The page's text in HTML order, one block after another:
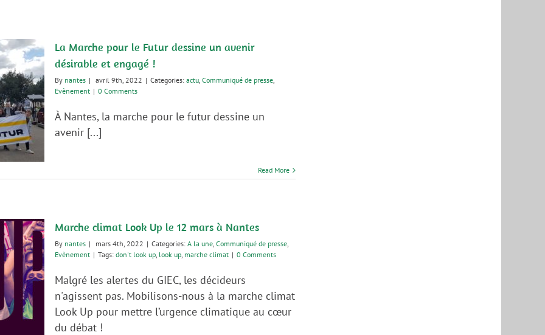
demain
!
La Marche pour le Futur dessine un avenir
désirable et engagé !
By nantes | avril 9th, 2022 | Categories: actu, Communiqué de presse,
Evènement | 0 Comments
À Nantes, la marche pour le futur dessine un
avenir [...]
Read More
Marche climat Look Up le 12 mars à Nantes
By nantes | mars 4th, 2022 | Categories: A la une, Communiqué de presse,
Evènement | Tags: don't look up, look up, marche climat | 0 Comments
Malgré les alertes du GIEC, les décideurs
n'agissent pas. Mobilisons-nous à la marche climat
Look Up pour mettre l’urgence climatique au cœur
du débat !